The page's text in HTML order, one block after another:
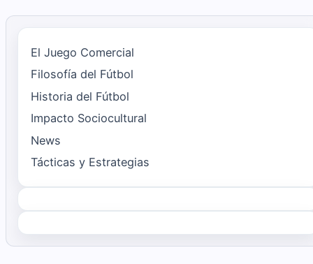
El Juego Comercial
Filosofía del Fútbol
Historia del Fútbol
Impacto Sociocultural
News
Tácticas y Estrategias